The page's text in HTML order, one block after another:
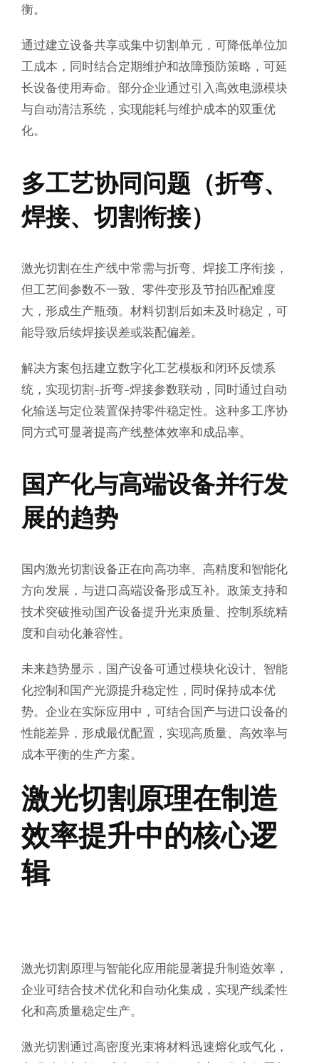
衡。
通过建立设备共享或集中切割单元，可降低单位加
工成本，同时结合定期维护和故障预防策略，可延
长设备使用寿命。部分企业通过引入高效电源模块
与自动清洁系统，实现能耗与维护成本的双重优
化。
多工艺协同问题（折弯、
焊接、切割衔接）
激光切割在生产线中常需与折弯、焊接工序衔接，
但工艺间参数不一致、零件变形及节拍匹配难度
大，形成生产瓶颈。材料切割后如未及时稳定，可
能导致后续焊接误差或装配偏差。
解决方案包括建立数字化工艺模板和闭环反馈系
统，实现切割-折弯-焊接参数联动，同时通过自动
化输送与定位装置保持零件稳定性。这种多工序协
同方式可显著提高产线整体效率和成品率。
国产化与高端设备并行发
展的趋势
国内激光切割设备正在向高功率、高精度和智能化
方向发展，与进口高端设备形成互补。政策支持和
技术突破推动国产设备提升光束质量、控制系统精
度和自动化兼容性。
未来趋势显示，国产设备可通过模块化设计、智能
化控制和国产光源提升稳定性，同时保持成本优
势。企业在实际应用中，可结合国产与进口设备的
性能差异，形成最优配置，实现高质量、高效率与
成本平衡的生产方案。
激光切割原理在制造
效率提升中的核心逻
辑
激光切割原理与智能化应用能显著提升制造效率，
企业可结合技术优化和自动化集成，实现产线柔性
化和高质量稳定生产。
激光切割通过高密度光束将材料迅速熔化或气化，